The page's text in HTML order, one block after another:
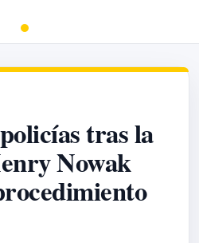
tras la
Nowak